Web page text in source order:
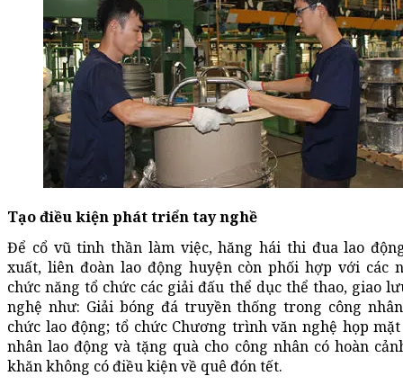
Tạo điều kiện phát triển tay nghề
Để cổ vũ tinh thần làm việc, hăng hái thi đua lao
xuất, liên đoàn lao động huyện còn phối hợp với các
chức năng tổ chức các giải đấu thể dục thể thao, giao
nghệ như: Giải bóng đá truyền thống trong công
chức lao động; tổ chức Chương trình văn nghệ họp
nhân lao động và tặng quà cho công nhân có hoàn
khăn không có điều kiện về quê đón tết.